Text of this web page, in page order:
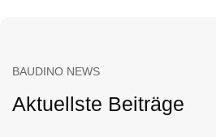
BAUDINO NEWS
Aktuellste Beiträge